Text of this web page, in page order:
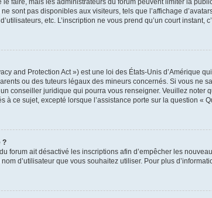
sont pas disponibles aux visiteurs, tels que l’affichage
etc. L’inscription ne vous prend qu’un court instant,
and Protection Act ») est une loi des États-Unis
ou des tuteurs légaux des mineurs concernés. Si vous ne
conseiller juridique qui pourra vous renseigner. Veuillez
à ce sujet, excepté lorsque l’assistance porte sur la question «
?
forum ait désactivé les inscriptions afin d’empêcher les
d’utilisateur que vous souhaitez utiliser. Pour plus